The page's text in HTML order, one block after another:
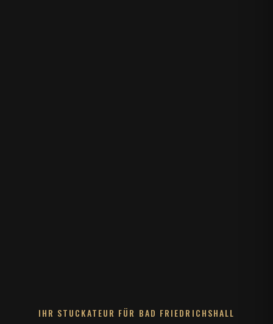
IHR STUCKATEUR FÜR BAD FRIEDRICHSHALL